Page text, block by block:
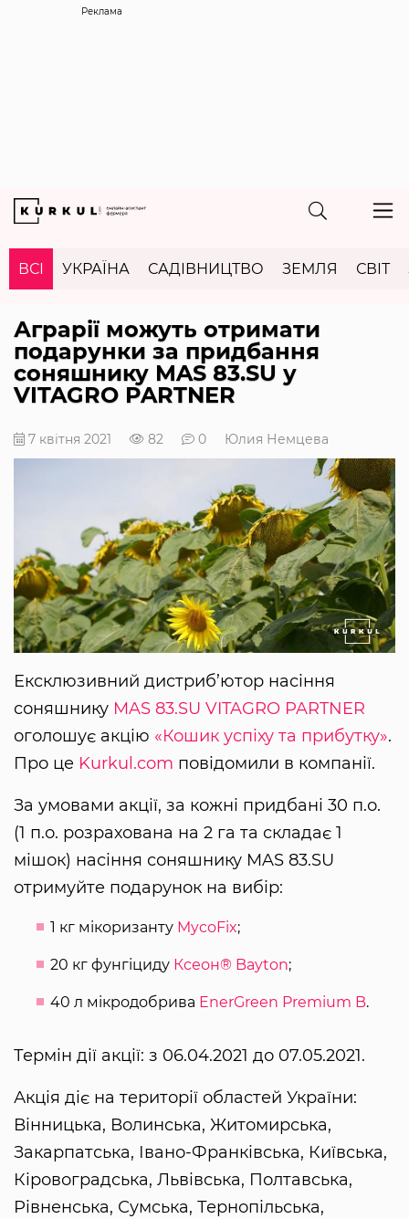
Реклама
ВСІ УКРАЇНА САДІВНИЦТВО ЗЕМЛЯ СВІТ
Аграрії можуть отримати
подарунки за придбання
соняшнику MAS 83.SU у
VITAGRO PARTNER
7 квітня 2021 82 0 Юлия Немцева
Ексклюзивний дистриб’ютор насіння
соняшнику MAS 83.SU VITAGRO PARTNER
оголошує акцію «Кошик успіху та прибутку».
Про це Kurkul.com повідомили в компанії.
За умовами акції, за кожні придбані 30 п.о.
(1 п.о. розрахована на 2 га та складає 1
мішок) насіння соняшнику MAS 83.SU
отримуйте подарунок на вибір:
1 кг мікоризанту MycoFix;
20 кг фунгіциду Ксеон® Bayton;
40 л мікродобрива EnerGreen Premium B.
Термін дії акції: з 06.04.2021 до 07.05.2021.
Акція діє на території областей України:
Вінницька, Волинська, Житомирська,
Закарпатська, Івано-Франківська, Київська,
Кіровоградська, Львівська, Полтавська,
Рівненська, Сумська, Тернопільська,